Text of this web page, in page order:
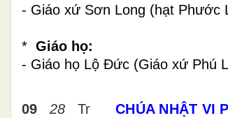
- Giáo xứ Sơn Long (hạt Phước
* Giáo họ:
- Giáo họ Lộ Đức (Giáo xứ Phú
09 28 Tr CHÚA NHẬT VI